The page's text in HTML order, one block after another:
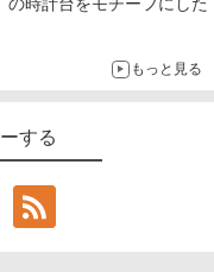
もっと見る
する